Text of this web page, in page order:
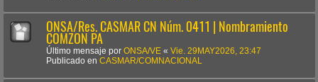
ONSA/Res. CASMAR CN Núm. 0411 | Nombramiento
COMZON PA
Último mensaje por ONSA/VE « Vie. 29MAY2026, 23:47
Publicado en CASMAR/COMNACIONAL